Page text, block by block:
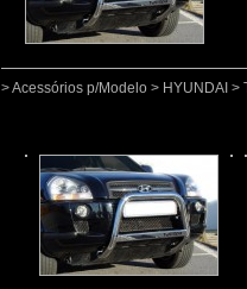
> Acessórios p/Modelo > HYUNDAI >